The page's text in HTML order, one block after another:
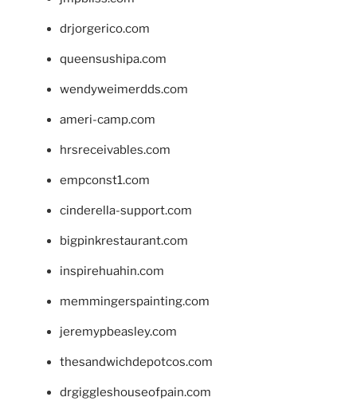
drjorgerico.com
queensushipa.com
wendyweimerdds.com
ameri-camp.com
hrsreceivables.com
empconst1.com
cinderella-support.com
bigpinkrestaurant.com
inspirehuahin.com
memmingerspainting.com
jeremypbeasley.com
thesandwichdepotcos.com
drgiggleshouseofpain.com